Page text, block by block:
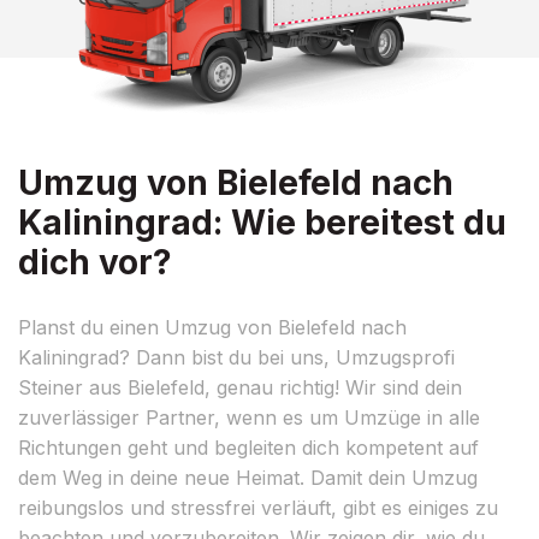
Umzug von Bielefeld nach
Kaliningrad: Wie bereitest du
dich vor?
Planst du einen Umzug von Bielefeld nach
Kaliningrad? Dann bist du bei uns, Umzugsprofi
Steiner aus Bielefeld, genau richtig! Wir sind dein
zuverlässiger Partner, wenn es um Umzüge in alle
Richtungen geht und begleiten dich kompetent auf
dem Weg in deine neue Heimat. Damit dein Umzug
reibungslos und stressfrei verläuft, gibt es einiges zu